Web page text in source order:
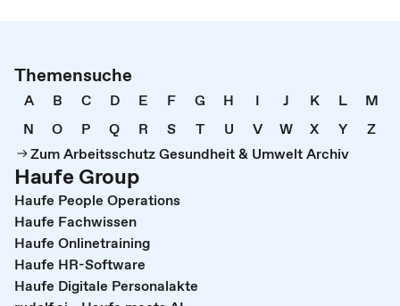
Themensuche
A B C D E F G H I J K L
M
N
O P Q R S T U V W X Y
Z
Zum Arbeitsschutz Gesundheit & Umwelt Archiv
Haufe Group
Haufe People Operations
Haufe Fachwissen
Haufe Onlinetraining
Haufe HR-Software
Haufe Digitale Personalakte